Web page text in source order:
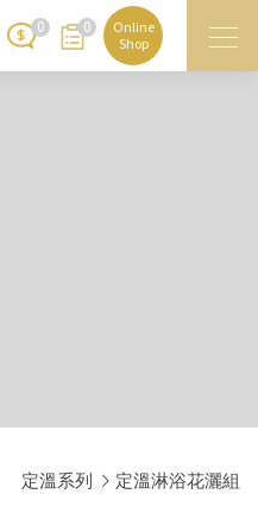
0 0
Online
Shop
定溫系列 定溫淋浴花灑組